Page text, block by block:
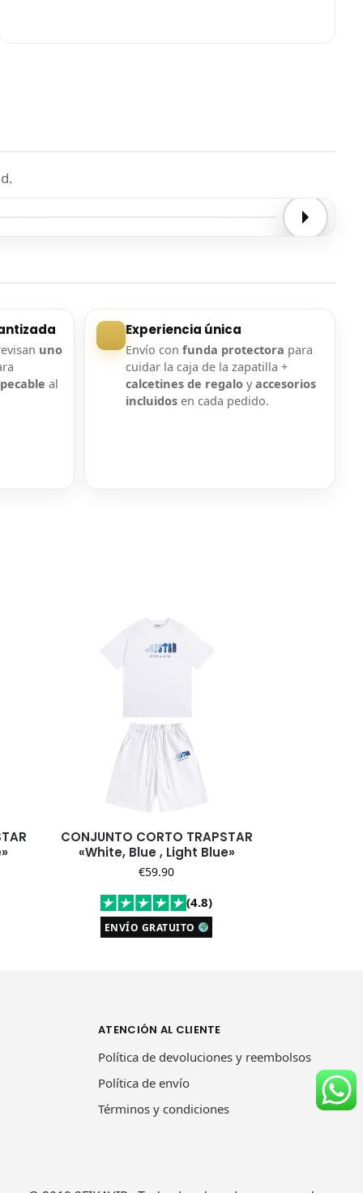
Entrega confirmada
uno
al
Experiencia única
Envío confunda protectora para
cuidar la caja de la zapatilla +
calcetines de regalo yaccesorios
incluidos en cada pedido.
CONJUNTO CORTO TRAPSTAR
«White, Blue , Light Blue»
€59.90
(4.8)
ENVÍO GRATUITO
ATENCIÓN AL CLIENTE
Política de devoluciones y reembolsos
Política de envío
Términos y condiciones